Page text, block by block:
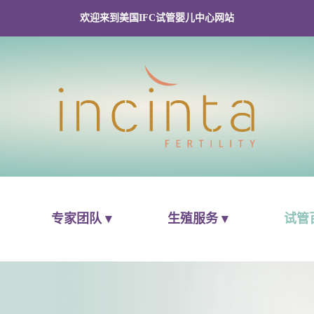
欢迎来到美国IFC试管婴儿中心网站
专家团队 ▾ 生殖服务 ▾ 试管